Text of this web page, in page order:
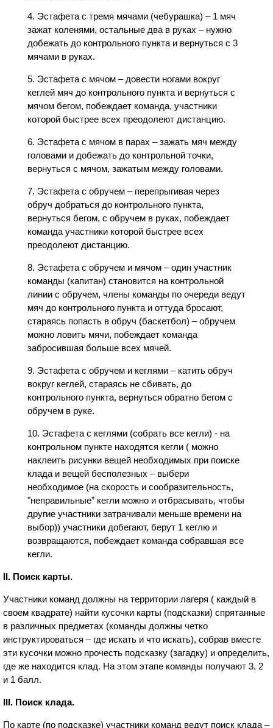
4. Эстафета с тремя мячами (чебурашка) – 1 мяч
зажат коленями, остальные два в руках – нужно
добежать до контрольного пункта и вернуться с 3
мячами в руках.
5. Эстафета с мячом – довести ногами вокруг
кеглей мяч до контрольного пункта и вернуться с
мячом бегом, побеждает команда, участники
которой быстрее всех преодолеют дистанцию.
6. Эстафета с мячом в парах – зажать мяч между
головами и добежать до контрольной точки,
вернуться с мячом, зажатым между головами.
7. Эстафета с обручем – перепрыгивая через
обруч добраться до контрольного пункта,
вернуться бегом, с обручем в руках, побеждает
команда участники которой быстрее всех
преодолеют дистанцию.
8. Эстафета с обручем и мячом – один участник
команды (капитан) становится на контрольной
линии с обручем, члены команды по очереди ведут
мяч до контрольного пункта и оттуда бросают,
стараясь попасть в обруч (баскетбол) – обручем
можно ловить мячи, побеждает команда
забросившая больше всех мячей.
9. Эстафета с обручем и кеглями – катить обруч
вокруг кеглей, стараясь не сбивать, до
контрольного пункта, вернуться обратно бегом с
обручем в руке.
10. Эстафета с кеглями (собрать все кегли) - на
контрольном пункте находятся кегли ( можно
наклеить рисунки вещей необходимых при поиске
клада и вещей бесполезных – выбери
необходимое (на скорость и сообразительность,
"неправильные” кегли можно и отбрасывать, чтобы
другие участники затрачивали меньше времени на
выбор)) участники добегают, берут 1 кеглю и
возвращаются, побеждает команда собравшая все
кегли.
II. Поиск карты.
Участники команд должны на территории лагеря ( каждый в
своем квадрате) найти кусочки карты (подсказки) спрятанные
в различных предметах (команды должны четко
инструктироваться – где искать и что искать), собрав вместе
эти кусочки можно прочесть подсказку (загадку) и определить,
где же находится клад. На этом этапе команды получают 3, 2
и 1 балл.
III. Поиск клада.
По карте (по подсказке) участники команд ведут поиск клада –